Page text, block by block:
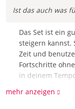
Ist das auch was
Das Set ist ein
steigern kannst.
Zeit und
Fortschritte
in deinem
mehr anzeigen